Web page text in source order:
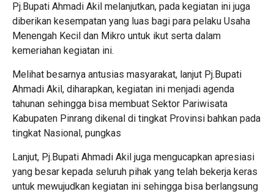
Pj.Bupati Ahmadi Akil melanjutkan, pada kegiatan ini juga
diberikan kesempatan yang luas bagi para pelaku Usaha
Menengah Kecil dan Mikro untuk ikut serta dalam
kemeriahan kegiatan ini.
Melihat besarnya antusias masyarakat, lanjut Pj.Bupati
Ahmadi Akil, diharapkan, kegiatan ini menjadi agenda
tahunan sehingga bisa membuat Sektor Pariwisata
Kabupaten Pinrang dikenal di tingkat Provinsi bahkan pada
tingkat Nasional, pungkas
Lanjut, Pj.Bupati Ahmadi Akil juga mengucapkan apresiasi
yang besar kepada seluruh pihak yang telah bekerja keras
untuk mewujudkan kegiatan ini sehingga bisa berlangsung